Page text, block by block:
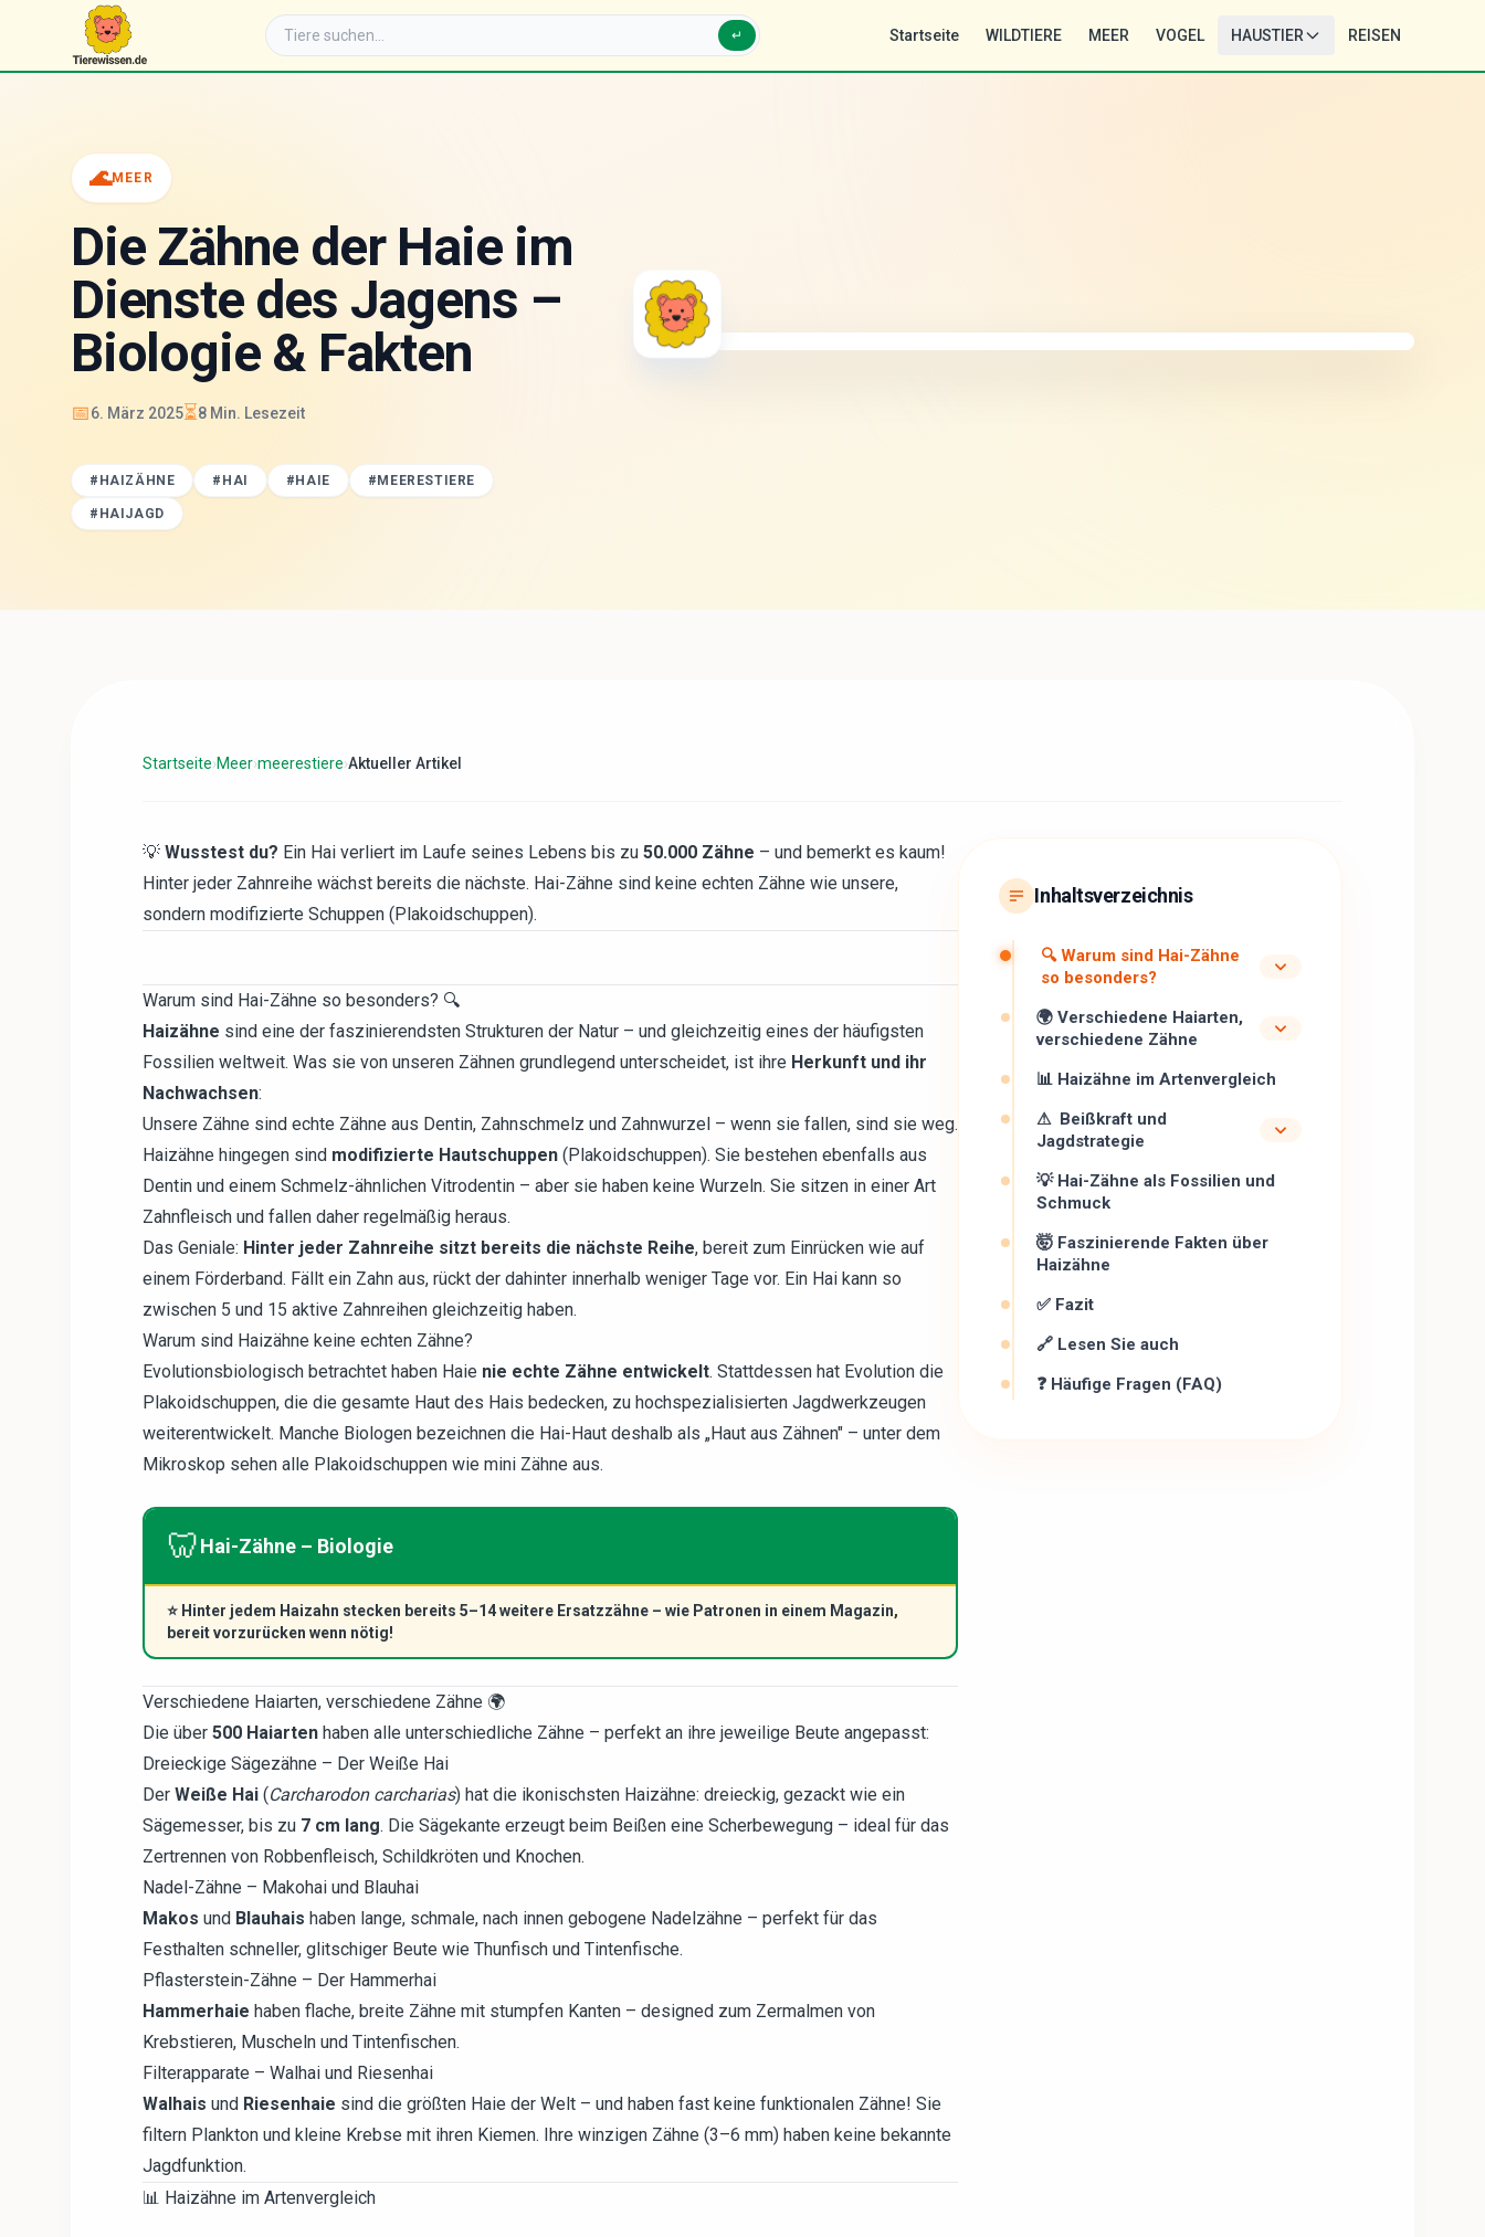
↵ Startseite WILDTIERE MEER VOGEL HAUSTIER REISEN
🌊MEER
Die Zähne der Haie im
Dienste des Jagens –
Biologie & Fakten
📅6. März 2025⏳8 Min. Lesezeit
# HAIZÄHNE # HAI # HAIE # MEERESTIERE
# HAIJAGD
Startseite›Meer›meerestiere›Aktueller Artikel
💡 Wusstest du? Ein Hai verliert im Laufe seines Lebens bis zu 50.000 Zähne – und bemerkt es kaum!
Hinter jeder Zahnreihe wächst bereits die nächste. Hai-Zähne sind keine echten Zähne wie unsere,
sondern modifizierte Schuppen (Plakoidschuppen).
Warum sind Hai-Zähne so besonders? 🔍
Haizähne sind eine der faszinierendsten Strukturen der Natur – und gleichzeitig eines der häufigsten
Fossilien weltweit. Was sie von unseren Zähnen grundlegend unterscheidet, ist ihre Herkunft und ihr
Nachwachsen:
Unsere Zähne sind echte Zähne aus Dentin, Zahnschmelz und Zahnwurzel – wenn sie fallen, sind sie weg.
Haizähne hingegen sind modifizierte Hautschuppen (Plakoidschuppen). Sie bestehen ebenfalls aus
Dentin und einem Schmelz-ähnlichen Vitrodentin – aber sie haben keine Wurzeln. Sie sitzen in einer Art
Zahnfleisch und fallen daher regelmäßig heraus.
Das Geniale: Hinter jeder Zahnreihe sitzt bereits die nächste Reihe, bereit zum Einrücken wie auf
einem Förderband. Fällt ein Zahn aus, rückt der dahinter innerhalb weniger Tage vor. Ein Hai kann so
zwischen 5 und 15 aktive Zahnreihen gleichzeitig haben.
Warum sind Haizähne keine echten Zähne?
Evolutionsbiologisch betrachtet haben Haie nie echte Zähne entwickelt. Stattdessen hat Evolution die
Plakoidschuppen, die die gesamte Haut des Hais bedecken, zu hochspezialisierten Jagdwerkzeugen
weiterentwickelt. Manche Biologen bezeichnen die Hai-Haut deshalb als „Haut aus Zähnen" – unter dem
Mikroskop sehen alle Plakoidschuppen wie mini Zähne aus.
🦷Hai-Zähne – Biologie
⭐ Hinter jedem Haizahn stecken bereits 5–14 weitere Ersatzzähne – wie Patronen in einem Magazin,
bereit vorzurücken wenn nötig!
Verschiedene Haiarten, verschiedene Zähne 🌍
Die über 500 Haiarten haben alle unterschiedliche Zähne – perfekt an ihre jeweilige Beute angepasst:
Dreieckige Sägezähne – Der Weiße Hai
Der Weiße Hai (Carcharodon carcharias) hat die ikonischsten Haizähne: dreieckig, gezackt wie ein
Sägemesser, bis zu 7 cm lang. Die Sägekante erzeugt beim Beißen eine Scherbewegung – ideal für das
Zertrennen von Robbenfleisch, Schildkröten und Knochen.
Nadel-Zähne – Makohai und Blauhai
Makos und Blauhais haben lange, schmale, nach innen gebogene Nadelzähne – perfekt für das
Festhalten schneller, glitschiger Beute wie Thunfisch und Tintenfische.
Pflasterstein-Zähne – Der Hammerhai
Hammerhaie haben flache, breite Zähne mit stumpfen Kanten – designed zum Zermalmen von
Krebstieren, Muscheln und Tintenfischen.
Filterapparate – Walhai und Riesenhai
Walhais und Riesenhaie sind die größten Haie der Welt – und haben fast keine funktionalen Zähne! Sie
filtern Plankton und kleine Krebse mit ihren Kiemen. Ihre winzigen Zähne (3–6 mm) haben keine bekannte
Jagdfunktion.
📊 Haizähne im Artenvergleich
Inhaltsverzeichnis
🔍 Warum sind Hai-Zähne
so besonders?
🌍 Verschiedene Haiarten,
verschiedene Zähne
📊 Haizähne im Artenvergleich
⚠ ️ Beißkraft und
Jagdstrategie
💡 Hai-Zähne als Fossilien und
Schmuck
🤯 Faszinierende Fakten über
Haizähne
✅ Fazit
🔗 Lesen Sie auch
❓ Häufige Fragen (FAQ)